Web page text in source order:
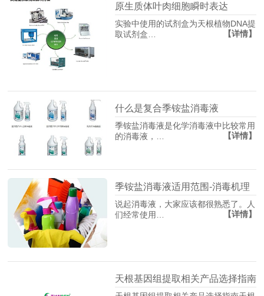
原生质体叶肉细胞瞬时表达
实验中使用的试剂盒为天根植物DNA提
取试剂盒…
【详情】
什么是复合季铵盐消毒液
季铵盐消毒液是化学消毒液中比较常用
的消毒液，…
【详情】
季铵盐消毒液适用范围-消毒机理
说起消毒液，大家应该都很熟悉了。人
们经常使用…
【详情】
天根基因组提取相关产品选择指南